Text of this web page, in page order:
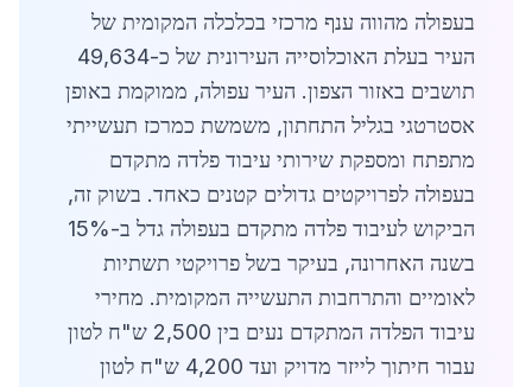
בעפולה מהווה ענף מרכזי בכלכלה המקומית של
העיר בעלת האוכלוסייה העירונית של כ-49,634
תושבים באזור הצפון. העיר עפולה, ממוקמת באופן
אסטרטגי בגליל התחתון, משמשת כמרכז תעשייתי
מתפתח ומספקת שירותי עיבוד פלדה מתקדם
בעפולה לפרויקטים גדולים קטנים כאחד. בשוק זה,
הביקוש לעיבוד פלדה מתקדם בעפולה גדל ב-15%
בשנה האחרונה, בעיקר בשל פרויקטי תשתיות
לאומיים והתרחבות התעשייה המקומית. מחירי
עיבוד הפלדה המתקדם נעים בין 2,500 ש"ח לטון
עבור חיתוך לייזר מדויק ועד 4,200 ש"ח לטון